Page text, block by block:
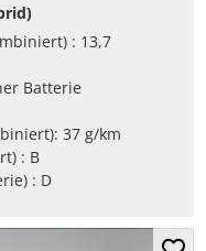
Energieverbrauch (gewichtet, kombiniert) : 13,7
Batterie
37 g/km
-Klasse (gewichtet, kombiniert) : B
-Klasse (bei entladener Batterie) : D